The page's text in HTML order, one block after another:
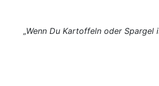
„Wenn Du Kartoffeln oder Spargel